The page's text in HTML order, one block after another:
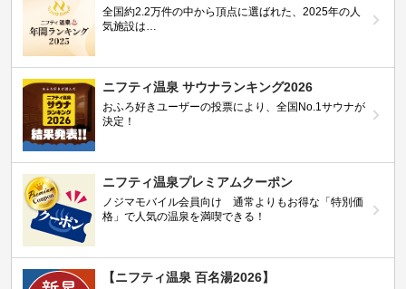
全国約2.2万件の中から頂点に選ばれた、2025年の人
気施設は…
ニフティ温泉 サウナランキング2026
おふろ好きユーザーの投票により、全国No.1サウナが
決定！
ニフティ温泉プレミアムクーポン
ノジマモバイル会員向け 通常よりもお得な「特別価
格」で人気の温泉を満喫できる！
【ニフティ温泉 百名湯2026】